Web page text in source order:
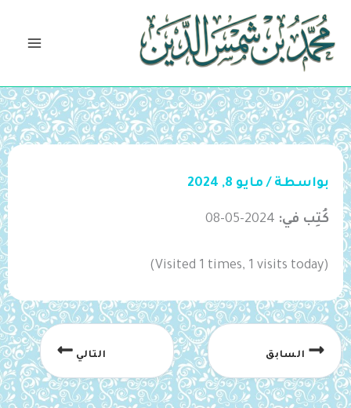
تخطي
المحتوى
بواسطة / مايو 8, 2024
كُتِب في: 2024-05-08
(Visited 1 times, 1 visits today)
السابق التالي